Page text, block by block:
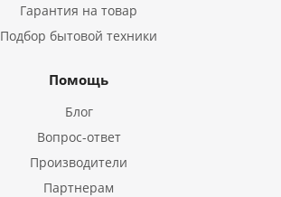
Гарантия на товар
Подбор бытовой техники
Помощь
Блог
Вопрос-ответ
Производители
Партнерам